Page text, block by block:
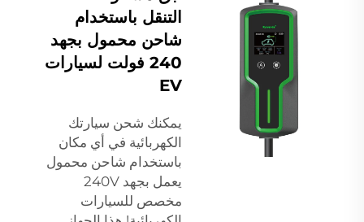
التنقل باستخدام
شاحن محمول بجهد
240 فولت لسيارات
EV
يمكنك شحن سيارتك
الكهربائية في أي مكان
باستخدام شاحن محمول
يعمل بجهد 240V
مخصص للسيارات